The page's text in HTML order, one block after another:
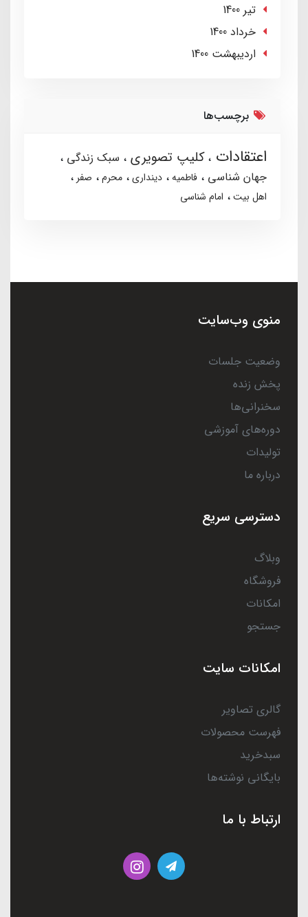
تير 1400
خرداد 1400
ارديبهشت 1400
برچسب‌ها
اعتقادات کلیپ تصویری
سبک زندگی
جهان شناسی
فاطمیه دینداری محرم
صفر
اهل بیت
امام شناسی
منوی وب‌سایت
وضعیت جلسات
پخش زنده
سخنرانی‌ها
دوره‌های آموزشی
تولیدات
درباره ما
دسترسی سریع
وبلاگ
فروشگاه
امکانات
جستجو
امکانات سایت
گالری تصاویر
فهرست محصولات
سبدخرید
بایگانی نوشته‌ها
ارتباط با ما